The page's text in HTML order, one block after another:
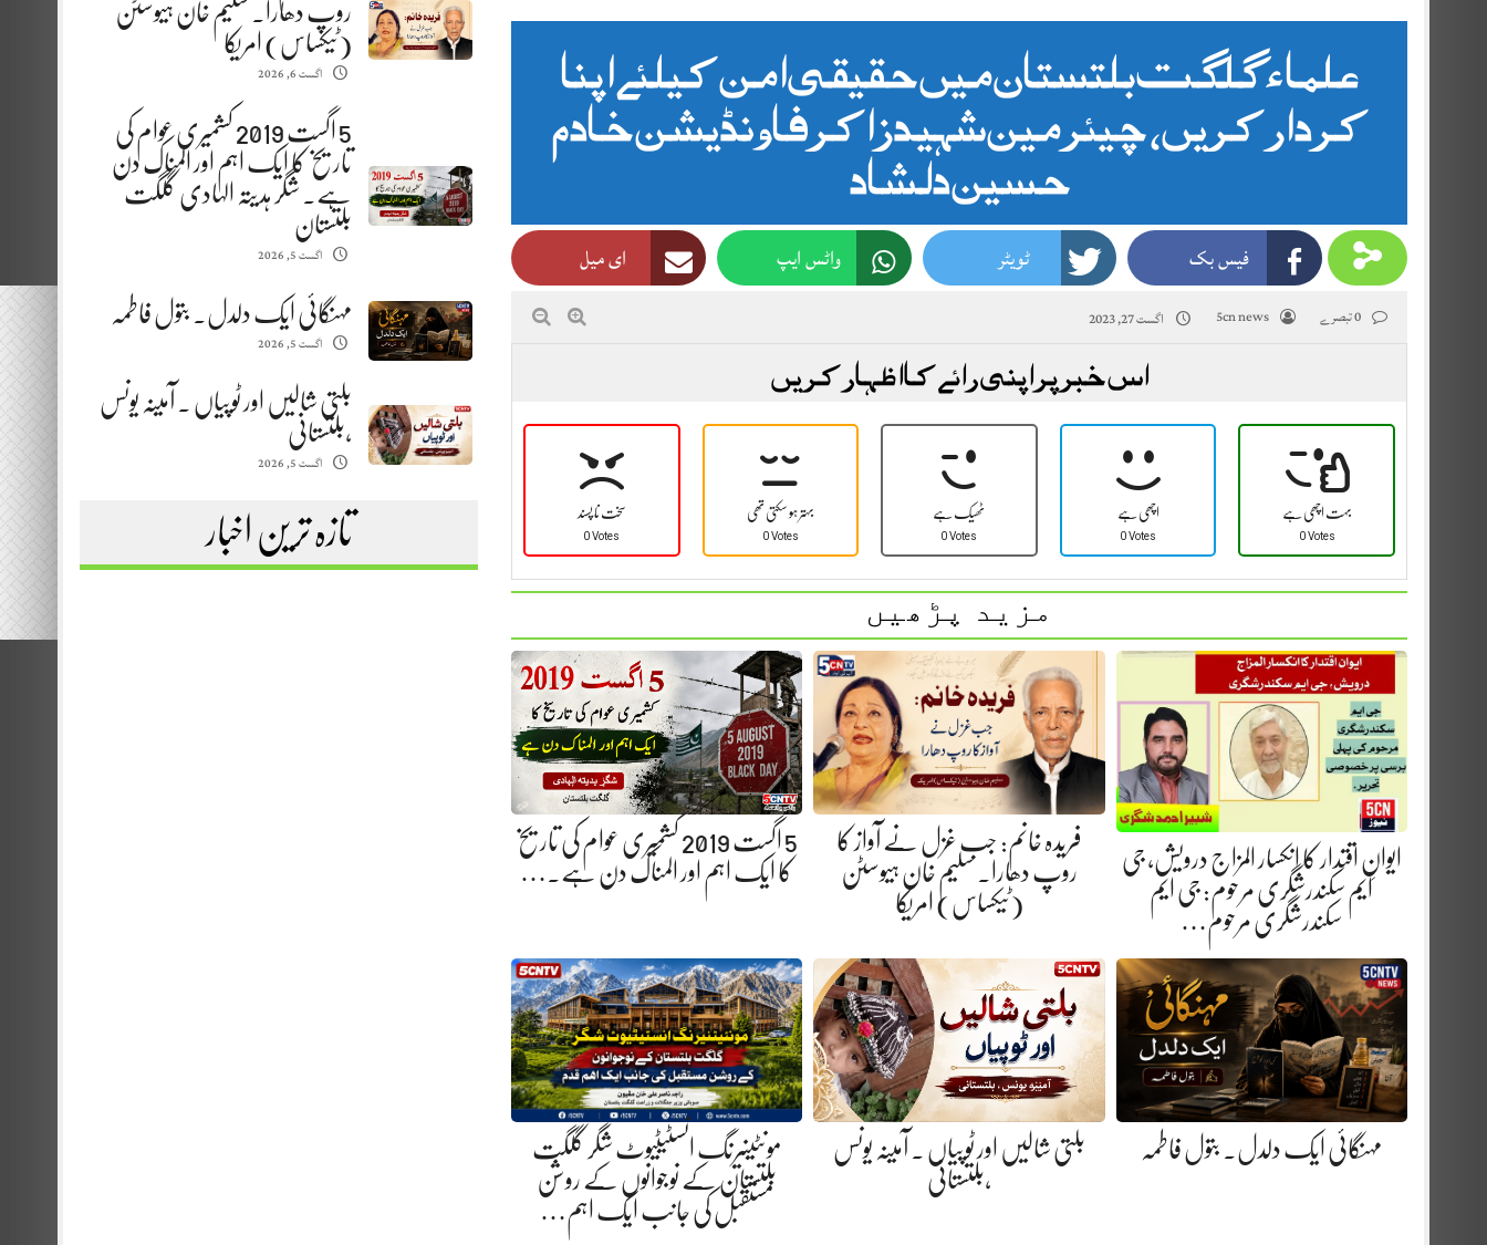
روپ دھارا. سلیم خان ہیوسٹن
(ٹیکساس) امریکا
اگست 6, 2026
5 اگست 2019 کشمیری عوام کی
تاریخ کا ایک اہم اور المناک دن
ہے. شگر ہدیتہ الہادی گلگت
بلتستان
اگست 5, 2026
مہنگائی ایک دلدل. بتول فاطمہ
اگست 5, 2026
بلتی شالیں اور ٹوپیاں . آمینہ یونس
،بلتستانی
اگست 5, 2026
تازہ ترین اخبار
علماء گلگت بلتستان میں حقیقی امن کیلئے اپنا
کردار کریں، چیئر مین شہید زاکر فاونڈیشن خادم
حسین دلشاد
فیس بک ٹویٹر واٹس ایپ ای میل
5cn news اگست 27, 2023
اس خبر پر اپنی رائے کا اظہار کریں
سخت نا پسند
0 Votes
بہتر ہو سکتی تھی
0 Votes
ٹھیک ہے
0 Votes
اچھی ہے
0 Votes
بہت اچھی ہے
0 Votes
مزید پڑھیں
ایوانِ اقتدار کا انکسار المزاج درویش، جی
ایم سکندرشگری مرحوم: جی ایم
سکندرشگری مرحوم…
فریدہ خانم: جب غزل نے آواز کا
روپ دھارا. سلیم خان ہیوسٹن
(ٹیکساس) امریکا
5 اگست 2019 کشمیری عوام کی تاریخ
کا ایک اہم اور المناک دن ہے.…
مہنگائی ایک دلدل. بتول فاطمہ
بلتی شالیں اور ٹوپیاں . آمینہ یونس
،بلتستانی
مونٹینیرنگ انسٹیٹیوٹ شگر گلگت
بلتستان کے نوجوانوں کے روشن
مستقبل کی جانب ایک اہم…